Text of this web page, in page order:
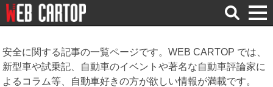
検
索
安全に関する記事の一覧ページです。WEB CARTOP では、
新型車や試乗記、自動車のイベントや著名な自動車評論家に
よるコラム等、自動車好きの方が欲しい情報が満載です。